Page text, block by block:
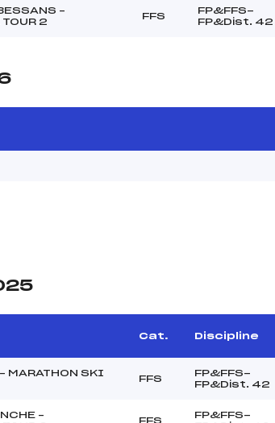
–
2
FFS
FP&FFS-
FP&Dist. 42
Cat. Discipline
MARATHON SKI
FFS
FP&FFS-
FP&Dist. 42
–
FFS
FP&FFS-